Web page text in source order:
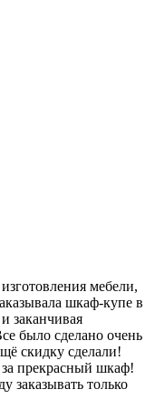
мебели,
шкаф-купе в
заканчивая
было сделано очень
скидку сделали!
за прекрасный шкаф!
заказывать только